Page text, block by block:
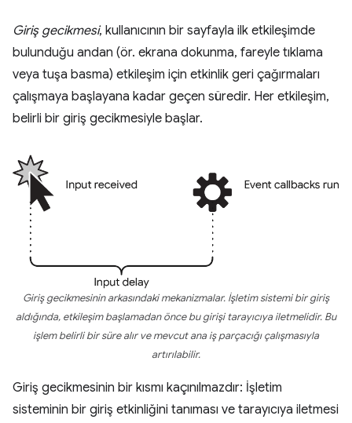
Giriş gecikmesi, kullanıcının bir sayfayla ilk etkileşimde
bulunduğu andan (ör. ekrana dokunma, fareyle tıklama
veya tuşa basma) etkileşim için etkinlik geri çağırmaları
çalışmaya başlayana kadar geçen süredir. Her etkileşim,
belirli bir giriş gecikmesiyle başlar.
Giriş gecikmesinin arkasındaki mekanizmalar. İşletim sistemi bir giriş
aldığında, etkileşim başlamadan önce bu girişi tarayıcıya iletmelidir. Bu
işlem belirli bir süre alır ve mevcut ana iş parçacığı çalışmasıyla
artırılabilir.
Giriş gecikmesinin bir kısmı kaçınılmazdır: İşletim
sisteminin bir giriş etkinliğini tanıması ve tarayıcıya iletmesi